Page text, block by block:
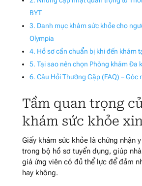
BYT
Danh mục khám sức khỏe cho
Olympia
Hồ sơ cần chuẩn bị khi đến khám
Tại sao nên chọn Phòng khám Đa
Câu Hỏi Thường Gặp (FAQ) – Góc
Tầm quan trọng
khám sức khỏe
Giấy khám sức khỏe là chứng nhận
trong bộ hồ sơ tuyển dụng, giúp
giá ứng viên có đủ thể lực để đảm
hay không.